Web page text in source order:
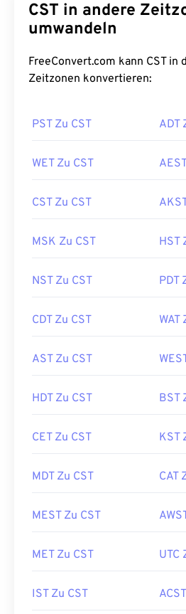
CST in andere
umwandeln
FreeConvert.com kann CST in
Zeitzonen konvertieren:
PST Zu CST ADT
WET Zu CST
CST Zu CST
MSK Zu CST HST
NST Zu CST PDT
CDT Zu CST WAT
AST Zu CST
HDT Zu CST BST
CET Zu CST KST
MDT Zu CST CAT
MEST Zu CST
MET Zu CST UTC
IST Zu CST